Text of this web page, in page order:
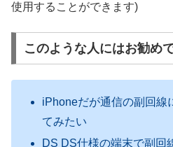
使用することができます)
このような人にはお勧め
iPhoneだが通信の副回線
てみたい
DS DS仕様の端末で副回